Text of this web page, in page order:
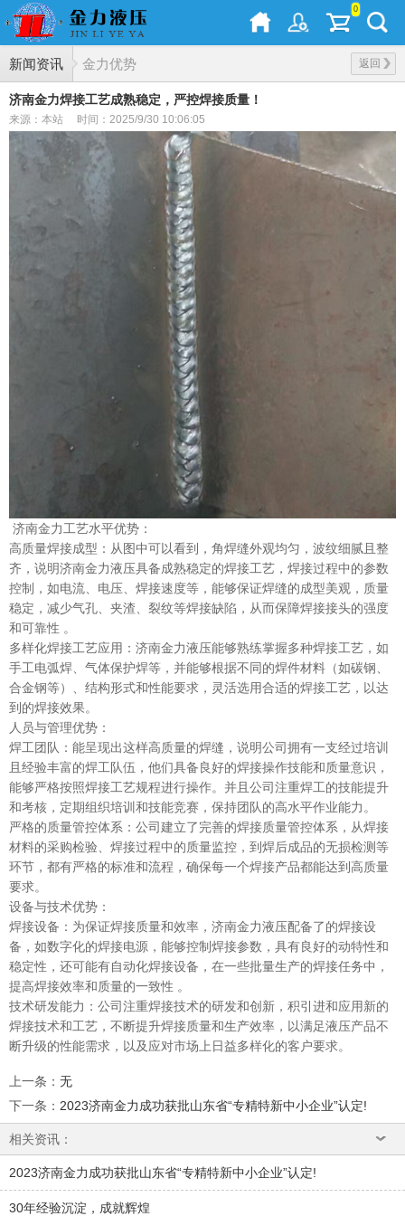
0
新闻资讯 返回
金力优势
济南金力焊接工艺成熟稳定，严控焊接质量！
来源：本站 时间：2025/9/30 10:06:05
济南金力工艺水平优势：
高质量焊接成型：从图中可以看到，角焊缝外观均匀，波纹细腻且整
齐，说明济南金力液压具备成熟稳定的焊接工艺，焊接过程中的参数
控制，如电流、电压、焊接速度等，能够保证焊缝的成型美观，质量
稳定，减少气孔、夹渣、裂纹等焊接缺陷，从而保障焊接接头的强度
和可靠性 。
多样化焊接工艺应用：济南金力液压能够熟练掌握多种焊接工艺，如
手工电弧焊、气体保护焊等，并能够根据不同的焊件材料（如碳钢、
合金钢等）、结构形式和性能要求，灵活选用合适的焊接工艺，以达
到的焊接效果。
人员与管理优势：
焊工团队：能呈现出这样高质量的焊缝，说明公司拥有一支经过培训
且经验丰富的焊工队伍，他们具备良好的焊接操作技能和质量意识，
能够严格按照焊接工艺规程进行操作。并且公司注重焊工的技能提升
和考核，定期组织培训和技能竞赛，保持团队的高水平作业能力。
严格的质量管控体系：公司建立了完善的焊接质量管控体系，从焊接
材料的采购检验、焊接过程中的质量监控，到焊后成品的无损检测等
环节，都有严格的标准和流程，确保每一个焊接产品都能达到高质量
要求。
设备与技术优势：
焊接设备：为保证焊接质量和效率，济南金力液压配备了的焊接设
备，如数字化的焊接电源，能够控制焊接参数，具有良好的动特性和
稳定性，还可能有自动化焊接设备，在一些批量生产的焊接任务中，
提高焊接效率和质量的一致性 。
技术研发能力：公司注重焊接技术的研发和创新，积引进和应用新的
焊接技术和工艺，不断提升焊接质量和生产效率，以满足液压产品不
断升级的性能需求，以及应对市场上日益多样化的客户要求。
上一条 ： 无
下一条 ： 2023济南金力成功获批山东省“专精特新中小企业”认定!
相关资讯：
2023济南金力成功获批山东省“专精特新中小企业”认定!
30年经验沉淀，成就辉煌